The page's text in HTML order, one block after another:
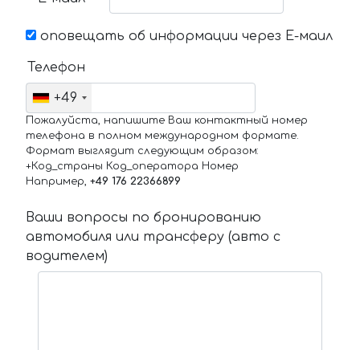
оповещать об информации через Е-маил
Телефон
+49
Пожалуйста, напишите Ваш контактный номер
телефона в полном международном формате.
Формат выглядит следующим образом:
+Код_страны Код_оператора Номер
Например, +49 176 22366899
Ваши вопросы по бронированию
автомобиля или трансферу (авто с
водителем)